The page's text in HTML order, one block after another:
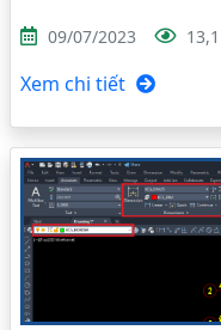
09/07/2023
Xem chi tiết